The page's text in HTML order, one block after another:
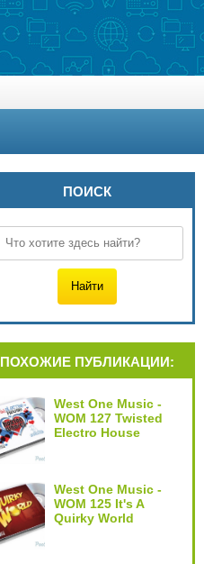
ПОИСК
ПОХОЖИЕ ПУБЛИКАЦИИ:
West One Music -
WOM 127 Twisted
Electro House
West One Music -
WOM 125 It's A
Quirky World